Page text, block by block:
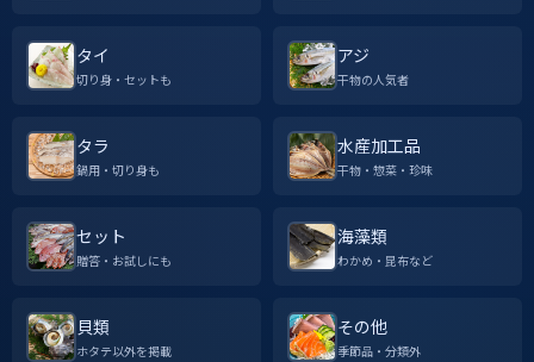
タイ
切り身・セットも
アジ
干物の人気者
タラ
鍋用・切り身も
水産加工品
干物・惣菜・珍味
セット
贈答・お試しにも
海藻類
わかめ・昆布など
貝類
ホタテ以外を掲載
その他
季節品・分類外